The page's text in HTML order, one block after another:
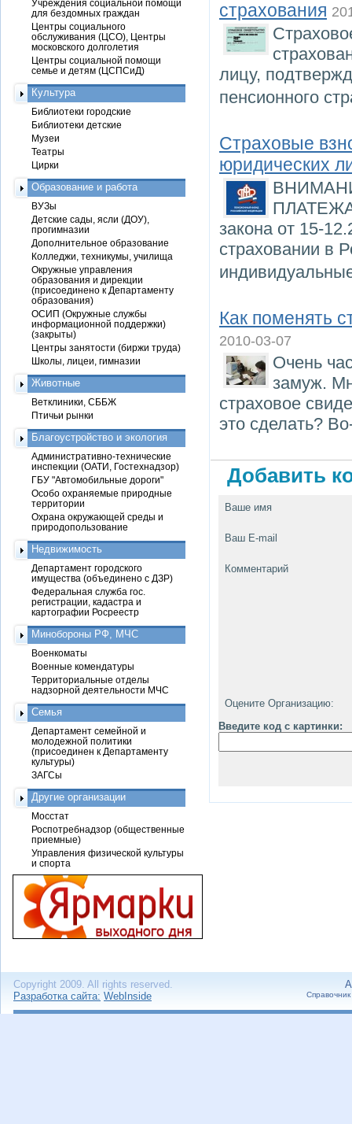
страхования
лицу,
пенсионного
Страховые
юридических
ПЛАТЕЖА
закона от 15-
страховании в
Как поменять
2010-03-07
Очень
замуж.
страховое
это сделать?
Добавить
Ваше имя
Ваш E-mail
Комментарий
Оцените Организацию:
Введите код с картинки:
Учреждения социальной помощи
для бездомных граждан
Центры социального
обслуживания (ЦСО), Центры
московского долголетия
Центры социальной помощи
семье и детям (ЦСПСиД)
Культура
Библиотеки городские
Библиотеки детские
Музеи
Театры
Цирки
Образование и работа
ВУЗы
Детские сады, ясли (ДОУ),
прогимназии
Дополнительное образование
Колледжи, техникумы, училища
Окружные управления
образования и дирекции
(присоединено к Департаменту
образования)
ОСИП (Окружные службы
информационной поддержки)
(закрыты)
Центры занятости (биржи труда)
Школы, лицеи, гимназии
Животные
Ветклиники, СББЖ
Птичьи рынки
Благоустройство и экология
Административно-технические
инспекции (ОАТИ, Гостехнадзор)
ГБУ "Автомобильные дороги"
Особо охраняемые природные
территории
Охрана окружающей среды и
природопользование
Недвижимость
Департамент городского
имущества (объединено с ДЗР)
Федеральная служба гос.
регистрации, кадастра и
картографии Росреестр
Минобороны РФ, МЧС
Военкоматы
Военные комендатуры
Территориальные отделы
надзорной деятельности МЧС
Семья
Департамент семейной и
молодежной политики
(присоединен к Департаменту
культуры)
ЗАГСы
Другие организации
Мосстат
Роспотребнадзор (общественные
приемные)
Управления физической культуры
и спорта
Copyright 2009. All rights reserved.
Разработка сайта: WebInside